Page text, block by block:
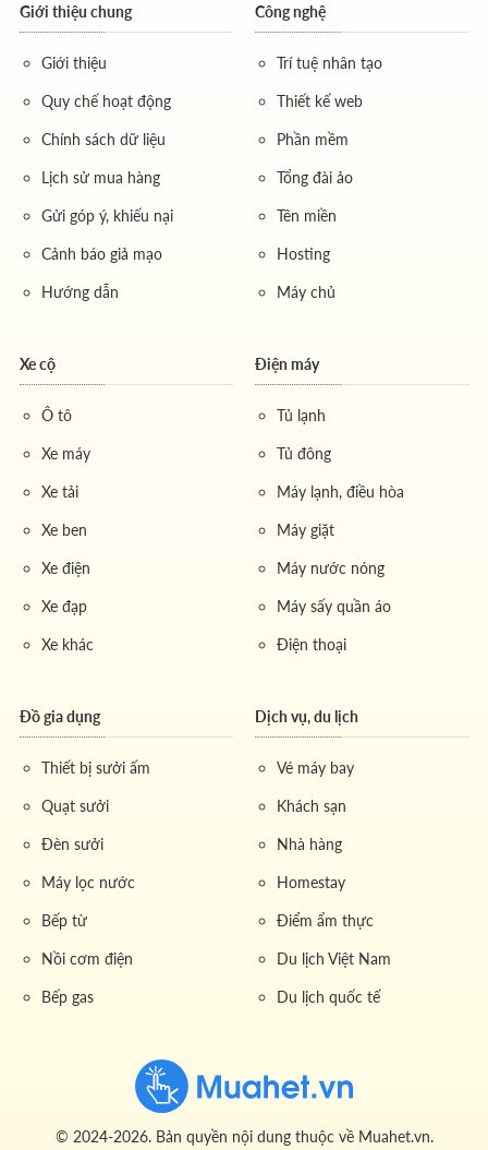
Giới thiệu chung
Giới thiệu
Quy chế hoạt động
Chính sách dữ liệu
Lịch sử mua hàng
Gửi góp ý, khiếu nại
Cảnh báo giả mạo
Hướng dẫn
Công nghệ
Trí tuệ nhân tạo
Thiết kế web
Phần mềm
Tổng đài ảo
Tên miền
Hosting
Máy chủ
Xe cộ
Ô tô
Xe máy
Xe tải
Xe ben
Xe điện
Xe đạp
Xe khác
Điện máy
Tủ lạnh
Tủ đông
Máy lạnh, điều hòa
Máy giặt
Máy nước nóng
Máy sấy quần áo
Điện thoại
Đồ gia dụng
Thiết bị sưởi ấm
Quạt sưởi
Đèn sưởi
Máy lọc nước
Bếp từ
Nồi cơm điện
Bếp gas
Dịch vụ, du lịch
Vé máy bay
Khách sạn
Nhà hàng
Homestay
Điểm ẩm thực
Du lịch Việt Nam
Du lịch quốc tế
© 2024-2026. Bản quyền nội dung thuộc về Muahet.vn.